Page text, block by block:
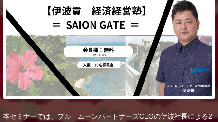
本セミナーでは、ブル―ムーンパートナーズCEOの伊波社長による2